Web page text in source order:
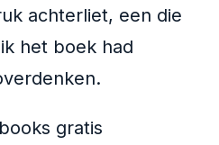
achterliet, een die
het boek had
gratis